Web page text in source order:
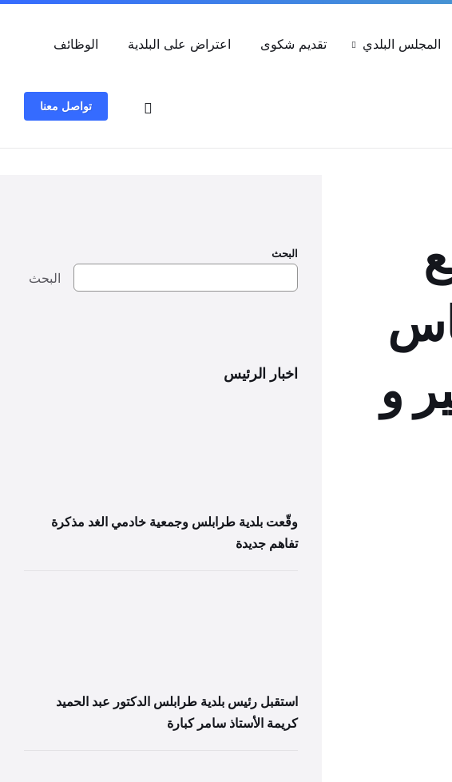
المجلس البلدي تقديم شكوى اعتراض على البلدية
الوظائف
تواصل معنا
و
البحث
البحث
اخبار الرئيس
وقّعت بلدية طرابلس وجمعية خادمي الغد مذكرة
تفاهم جديدة
استقبل رئيس بلدية طرابلس الدكتور عبد الحميد
كريمة الأستاذ سامر كبارة